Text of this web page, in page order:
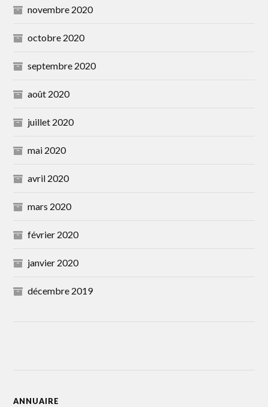
novembre 2020
octobre 2020
septembre 2020
août 2020
juillet 2020
mai 2020
avril 2020
mars 2020
février 2020
janvier 2020
décembre 2019
ANNUAIRE